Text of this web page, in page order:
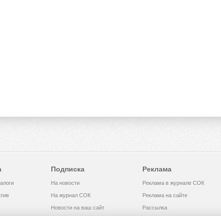
Подписка
На новости
На журнал СОК
Новости на ваш сайт
Реклама
Реклама в журнале СОК
Реклама на сайте
Рассылка